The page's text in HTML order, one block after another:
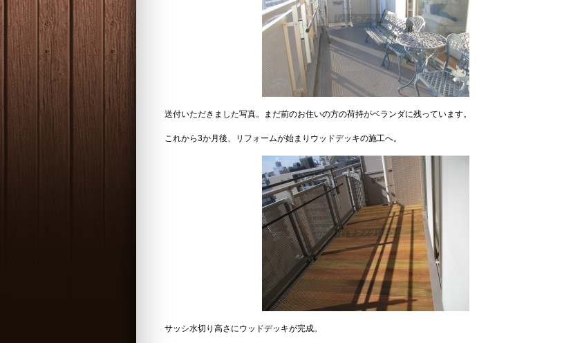
送付いただきました写真。まだ前のお住いの方の荷持がベランダに残っています。
これから3か月後、リフォームが始まりウッドデッキの施工へ。
サッシ水切り高さにウッドデッキが完成。